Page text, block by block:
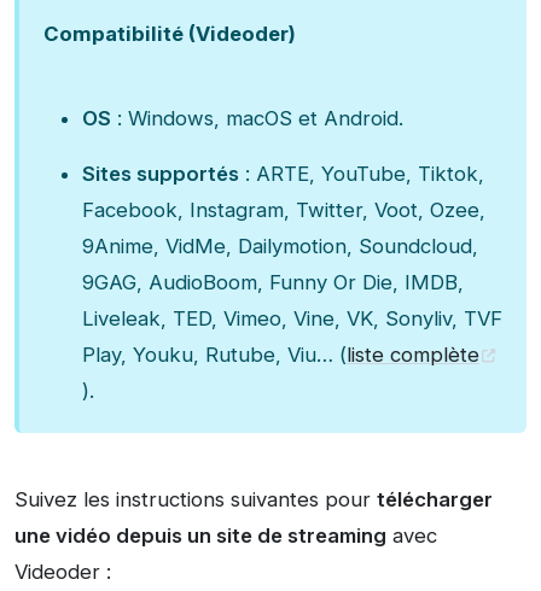
Compatibilité (Videoder)
OS : Windows, macOS et Android.
Sites supportés : ARTE, YouTube, Tiktok,
Facebook, Instagram, Twitter, Voot, Ozee,
9Anime, VidMe, Dailymotion, Soundcloud,
9GAG, AudioBoom, Funny Or Die, IMDB,
Liveleak, TED, Vimeo, Vine, VK, Sonyliv, TVF
Play, Youku, Rutube, Viu… (liste complète
).
Suivez les instructions suivantes pour télécharger
une vidéo depuis un site de streaming avec
Videoder :